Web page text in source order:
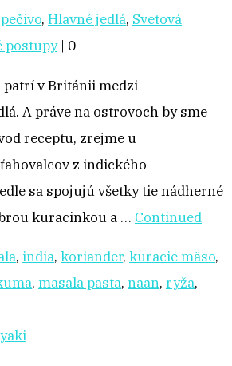
, Hlavné jedlá, Svetová
postupy | 0
patrí v Británii medzi
A práve na ostrovoch by sme
receptu, zrejme u
z indického
sa spojujú všetky tie nádherné
kuracinkou a … Continued
, india, koriander, kuracie mäso,
, masala pasta, naan, ryža,